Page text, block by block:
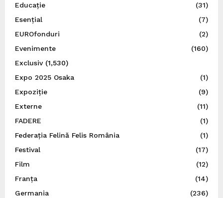
Educație
(31)
Esențial
(7)
EUROfonduri
(2)
Evenimente
(160)
Exclusiv(1,530)
Expo 2025 Osaka
(1)
Expoziție
(9)
Externe
(11)
FADERE
(1)
Federația Felină Felis România
(1)
Festival
(17)
Film
(12)
Franța
(14)
Germania
(236)